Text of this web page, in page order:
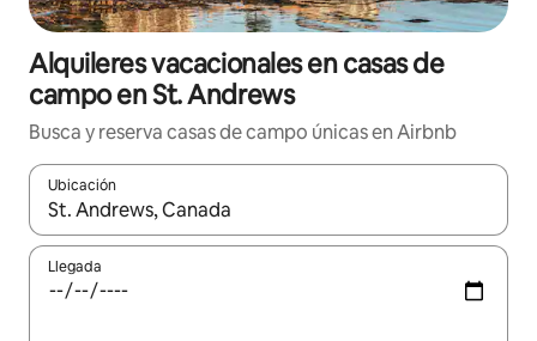
Alquileres vacacionales en casas de
campo en St. Andrews
Busca y reserva casas de campo únicas en Airbnb
Ubicación
Cuando los resultados estén disponibles, navega con las
Llegada